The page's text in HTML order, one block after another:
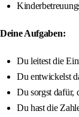
Deine Aufgaben:
Du leitest die
Du entwickelst
Du sorgst dafür,
Du hast die